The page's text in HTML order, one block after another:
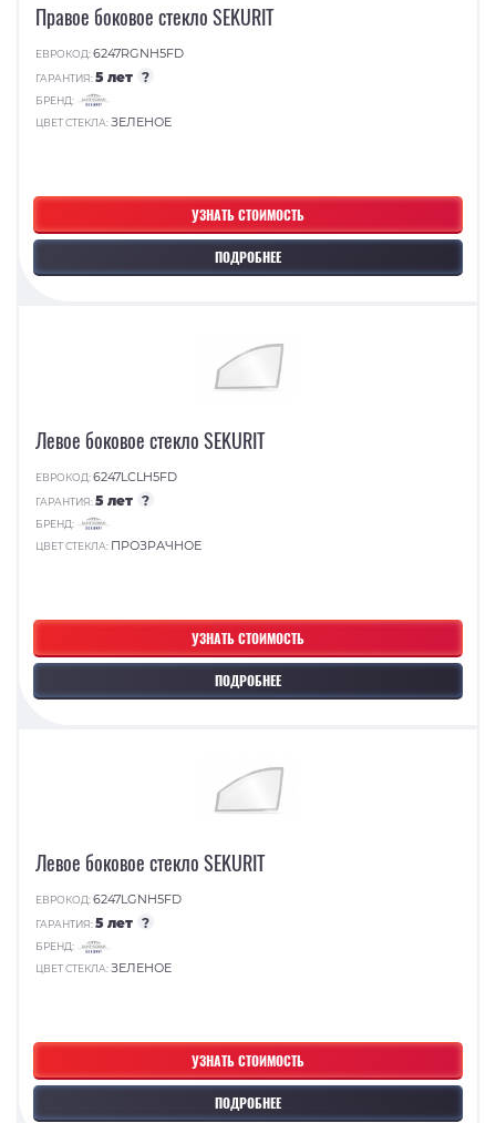
УЗНАТЬ СТОИМОСТЬ
ПОДРОБНЕЕ
Правое боковое стекло SEKURIT
ЕВРОКОД:6247RGNH5FD
ГАРАНТИЯ:5 лет ?
БРЕНД:
ЦВЕТ СТЕКЛА:ЗЕЛЕНОЕ
УЗНАТЬ СТОИМОСТЬ
ПОДРОБНЕЕ
Левое боковое стекло SEKURIT
ЕВРОКОД:6247LCLH5FD
ГАРАНТИЯ:5 лет ?
БРЕНД:
ЦВЕТ СТЕКЛА: ПРОЗРАЧНОЕ
УЗНАТЬ СТОИМОСТЬ
ПОДРОБНЕЕ
Левое боковое стекло SEKURIT
ЕВРОКОД:6247LGNH5FD
ГАРАНТИЯ:5 лет ?
БРЕНД:
ЦВЕТ СТЕКЛА:ЗЕЛЕНОЕ